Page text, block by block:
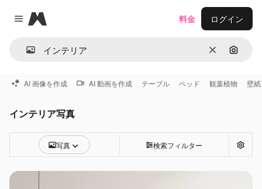
Close menu
Magnific
消去 画像で
料金 ログイン
AI 画像を作成 AI 動画を作成 テーブル ベッド 観葉植物 壁紙
インテリア写真
写真 検索フィルター